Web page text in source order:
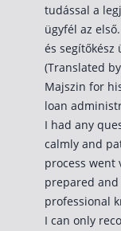
tudással a
ügyfél az
és segítőkész
(Translated
Majszin for
loan
I had any
calmly and
process went
prepared
professional
I can only